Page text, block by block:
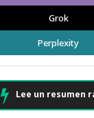
Grok
Perplexity
Lee un resumen